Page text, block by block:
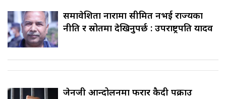
समावेशिता नारामा सीमित नभई राज्यका
नीति र स्रोतमा देखिनुपर्छ : उपराष्ट्रपति यादव
जेनजी आन्दोलनमा फरार कैदी पक्राउ